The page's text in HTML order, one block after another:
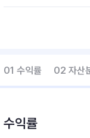
01 수익률 02 자산
수익률